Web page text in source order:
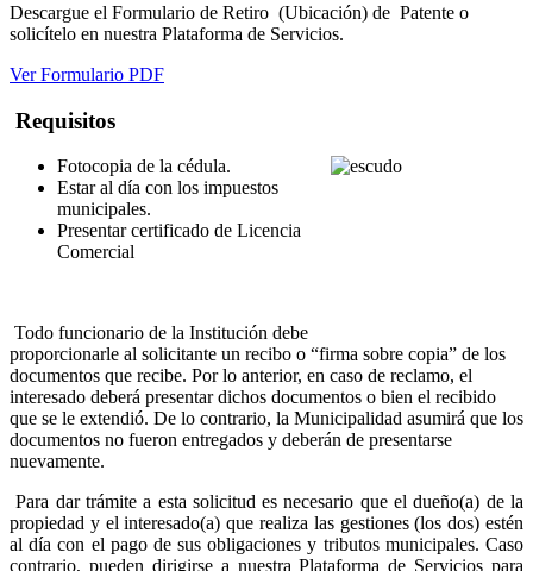
Descargue el Formulario de Retiro (Ubicación) de Patente o
solicítelo en nuestra Plataforma de Servicios.
Ver Formulario PDF
Requisitos
Fotocopia de la cédula.
Estar al día con los impuestos
municipales.
Presentar certificado de Licencia
Comercial
Todo funcionario de la Institución debe
proporcionarle al solicitante un recibo o “firma sobre copia” de los
documentos que recibe. Por lo anterior, en caso de reclamo, el
interesado deberá presentar dichos documentos o bien el recibido
que se le extendió. De lo contrario, la Municipalidad asumirá que los
documentos no fueron entregados y deberán de presentarse
nuevamente.
Para dar trámite a esta solicitud es necesario que el dueño(a) de la
propiedad y el interesado(a) que realiza las gestiones (los dos) estén
al día con el pago de sus obligaciones y tributos municipales. Caso
contrario, pueden dirigirse a nuestra Plataforma de Servicios para